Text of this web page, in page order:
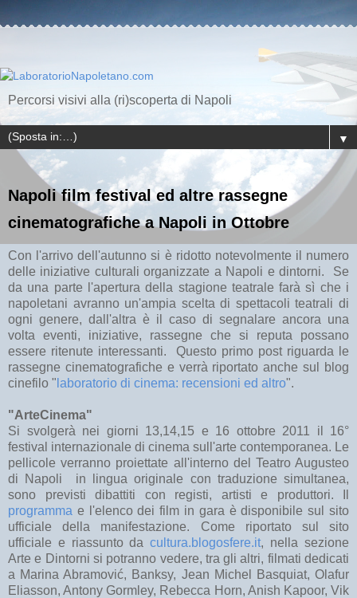
Percorsi visivi alla (ri)scoperta di Napoli
▼
Napoli film festival ed altre rassegne
cinematografiche a Napoli in Ottobre
Con l'arrivo dell'autunno si è ridotto notevolmente il numero
delle iniziative culturali organizzate a Napoli e dintorni. Se
da una parte l'apertura della stagione teatrale farà sì che i
napoletani avranno un'ampia scelta di spettacoli teatrali di
ogni genere, dall'altra è il caso di segnalare ancora una
volta eventi, iniziative, rassegne che si reputa possano
essere ritenute interessanti. Questo primo post riguarda le
rassegne cinematografiche e verrà riportato anche sul blog
cinefilo " laboratorio di cinema: recensioni ed altro".
"ArteCinema"
Si svolgerà nei giorni 13,14,15 e 16 ottobre 2011 il 16°
festival internazionale di cinema sull'arte contemporanea. Le
pellicole verranno proiettate all'interno del Teatro Augusteo
di Napoli in lingua originale con traduzione simultanea,
sono previsti dibattiti con registi, artisti e produttori. Il
programma e l'elenco dei film in gara è disponibile sul sito
ufficiale della manifestazione. Come riportato sul sito
ufficiale e riassunto dacultura.blogosfere.it, nella sezione
Arte e Dintorni si potranno vedere, tra gli altri, filmati dedicati
a Marina Abramović, Banksy, Jean Michel Basquiat, Olafur
Eliasson, Antony Gormley, Rebecca Horn, Anish Kapoor, Vik